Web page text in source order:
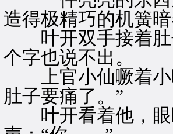
造得极精巧的机簧暗
叶开双手接着肚
个字也说不出。
上官小仙噘着小
肚子要痛了。”
叶开看着他，眼